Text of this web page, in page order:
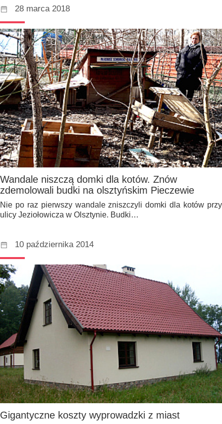
28 marca 2018
Wandale niszczą domki dla kotów. Znów
zdemolowali budki na olsztyńskim Pieczewie
Nie po raz pierwszy wandale zniszczyli domki dla kotów przy
ulicy Jeziołowicza w Olsztynie. Budki…
10 października 2014
Gigantyczne koszty wyprowadzki z miast